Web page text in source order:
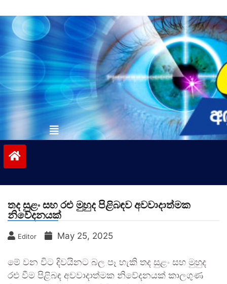
to
contentvinivida.lk
තද සුළං සහ රළු මුහුද පිළිබඳව අවවාදාත්මක
නිවේදනයක්
Editor May 25, 2025
මේ වන විට දිවයිනට බල පෑ හැකි තද සුළං සහ මුහුද
රළු වීම පිළිබඳ අවවාදාත්මක නිවේදනයක් කාලගුණ